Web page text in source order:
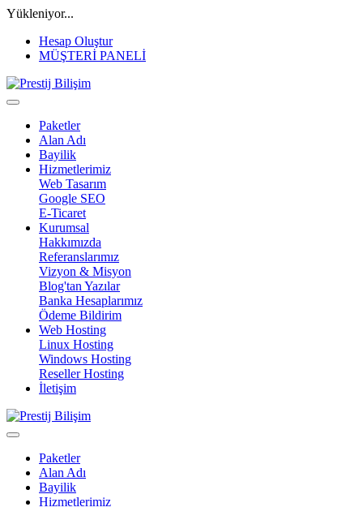
Yükleniyor...
Hesap Oluştur
MÜŞTERİ PANELİ
Paketler
Alan Adı
Bayilik
Hizmetlerimiz
Web Tasarım
Google SEO
E-Ticaret
Kurumsal
Hakkımızda
Referanslarımız
Vizyon & Misyon
Blog'tan Yazılar
Banka Hesaplarımız
Ödeme Bildirim
Web Hosting
Linux Hosting
Windows Hosting
Reseller Hosting
İletişim
Paketler
Alan Adı
Bayilik
Hizmetlerimiz